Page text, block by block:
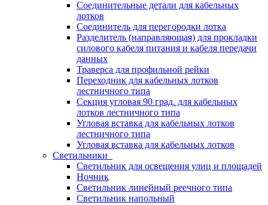
Соединительные детали для кабельных
лотков
Соединитель для перегородки лотка
Разделитель (направляющая) для прокладки
силового кабеля питания и кабеля передачи
данных
Траверса для профильной рейки
Переходник для кабельных лотков
лестничного типа
Секция угловая 90 град. для кабельных
лотков лестничного типа
Угловая вставка для кабельных лотков
лестничного типа
Угловая вставка для кабельных лотков
Светильники
Светильник для освещения улиц и площадей
Ночник
Светильник линейный реечного типа
Светильник напольный